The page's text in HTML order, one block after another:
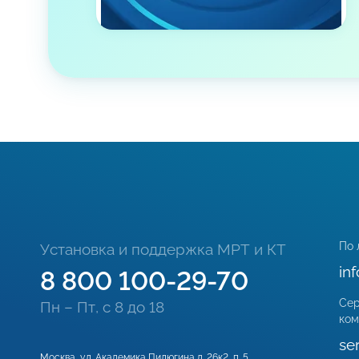
Установка и поддержка МРТ и КТ
8 800 100-29-70
Пн – Пт, с 8 до 18
По